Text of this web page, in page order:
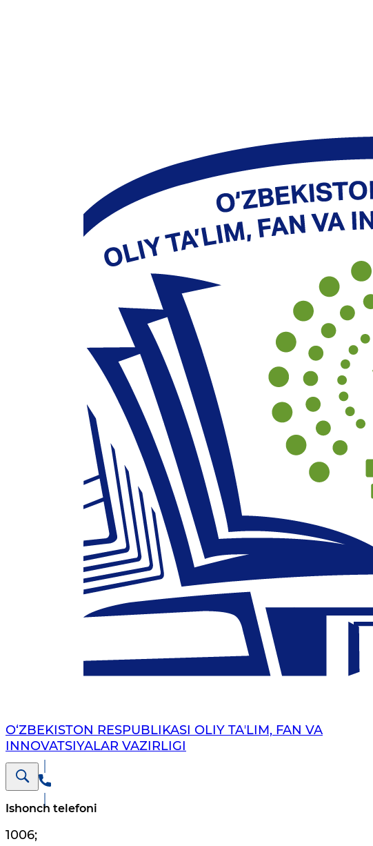
O‘ZBEKISTON RESPUBLIKASI OLIY TAʼLIM, FAN VA
INNOVATSIYALAR VAZIRLIGI
Ishonch telefoni
1006;